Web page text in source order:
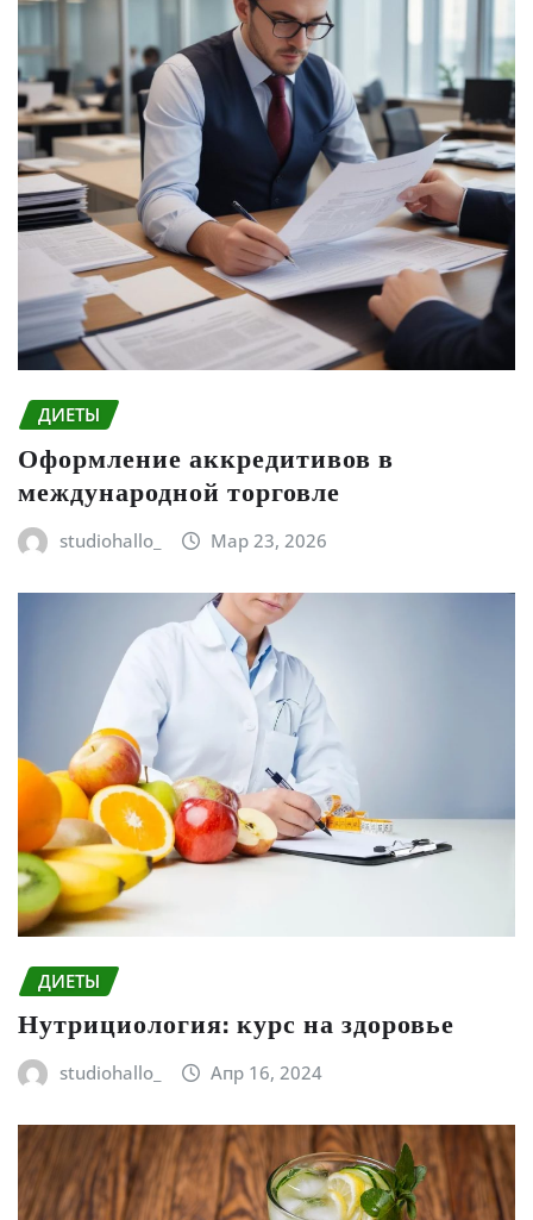
ДИЕТЫ
Оформление аккредитивов в
международной торговле
studiohallo_ Мар 23, 2026
ДИЕТЫ
Нутрициология: курс на здоровье
studiohallo_ Апр 16, 2024